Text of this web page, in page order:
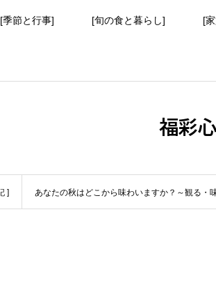
[季節と行事] [旬の食と暮らし] [
福彩
] あなたの秋はどこから味わいますか？～観る・